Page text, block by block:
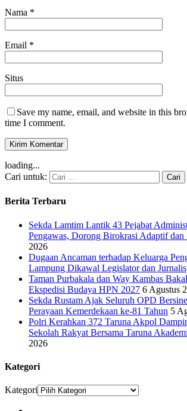
Nama *
Email *
Situs
Save my name, email, and website in this
time I comment.
loading...
Cari untuk:
Berita Terbaru
Sekda Lamtim Lantik 43 Pejabat
Pengawas, Dorong Birokrasi Adaptif
2026
Dugaan Ancaman terhadap Keluarga
Lampung Dikawal Legislator dan Jurnalis
Taman Purbakala dan Way Kambas
Ekspedisi Budaya HPN 2027 6 Agustus
Sekda Rustam Ajak Seluruh OPD
Perayaan Kemerdekaan ke-81 Tahun 5
Polri Kerahkan 372 Taruna Akpol
Sekolah Rakyat Bersama Taruna
2026
Kategori
Kategori